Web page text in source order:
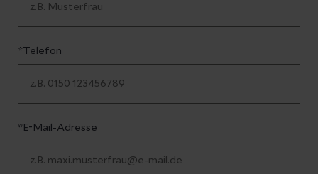
*Telefon
*E-Mail-Adresse